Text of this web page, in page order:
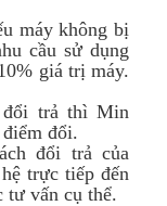
máy không bị
cầu sử dụng
giá trị máy.
đổi trả thì Min
đổi.
đổi trả của
trực tiếp đến
tư vấn cụ thể.